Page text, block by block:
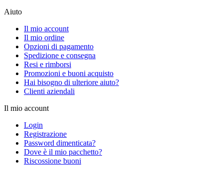
Aiuto
Il mio account
Il mio ordine
Opzioni di pagamento
Spedizione e consegna
Resi e rimborsi
Promozioni e buoni acquisto
Hai bisogno di ulteriore aiuto?
Clienti aziendali
Il mio account
Login
Registrazione
Password dimenticata?
Dove è il mio pacchetto?
Riscossione buoni